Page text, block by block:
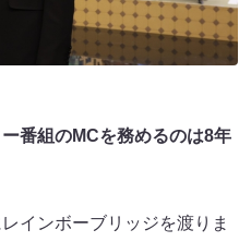
番組のMCを務めるのは8年
インボーブリッジを渡りま